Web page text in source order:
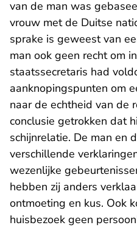
van de man was
vrouw met de Duitse
sprake is geweest van
man ook geen recht om
staatssecretaris had
aanknopingspunten om
naar de echtheid van de
conclusie getrokken dat
schijnrelatie. De man en
verschillende
wezenlijke
hebben zij anders
ontmoeting en kus. Ook
huisbezoek geen